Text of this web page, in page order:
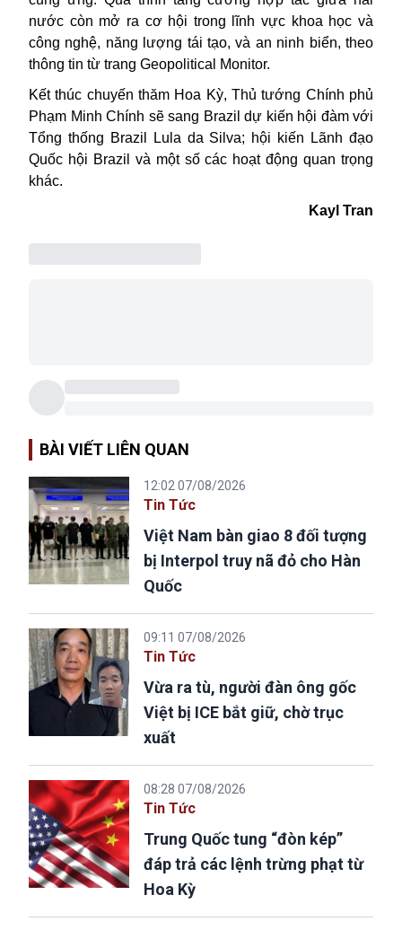
nước còn mở ra cơ hội trong lĩnh vực khoa học và
công nghệ, năng lượng tái tạo, và an ninh biển, theo
thông tin từ trang Geopolitical Monitor.
Kết thúc chuyến thăm Hoa Kỳ, Thủ tướng Chính phủ
Phạm Minh Chính sẽ sang Brazil dự kiến hội đàm với
Tổng thống Brazil Lula da Silva; hội kiến Lãnh đạo
Quốc hội Brazil và một số các hoạt động quan trọng
khác.
Kayl Tran
BÀI VIẾT LIÊN QUAN
12:02 07/08/2026
Tin Tức
Việt Nam bàn giao 8 đối tượng
bị Interpol truy nã đỏ cho Hàn
Quốc
09:11 07/08/2026
Tin Tức
Vừa ra tù, người đàn ông gốc
Việt bị ICE bắt giữ, chờ trục
xuất
08:28 07/08/2026
Tin Tức
Trung Quốc tung “đòn kép”
đáp trả các lệnh trừng phạt từ
Hoa Kỳ